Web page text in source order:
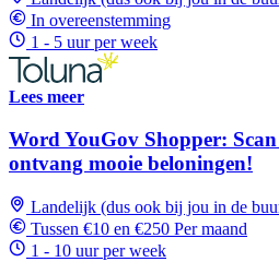
In overeenstemming
1 - 5 uur per week
Lees meer
Word YouGov Shopper:
ontvang mooie beloningen!
Landelijk (dus ook bij jou in de
Tussen €10 en €250 Per maand
1 - 10 uur per week